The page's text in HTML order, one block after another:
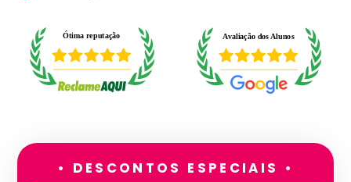
• DESCONTOS ESPECIAIS •